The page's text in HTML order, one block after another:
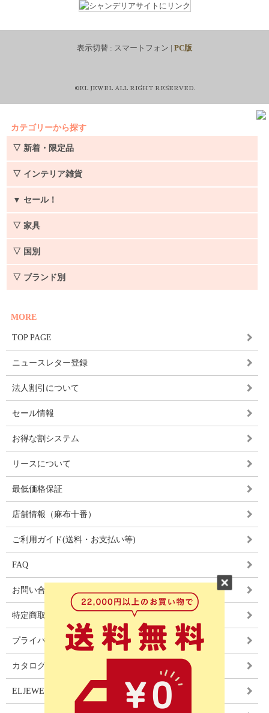
表示切替 : スマートフォン | PC版
©EL JEWEL ALL RIGHT RESERVED.
カテゴリーから探す
▽ 新着・限定品
▽ インテリア雑貨
▼ セール！
▽ 家具
▽ 国別
▽ ブランド別
MORE
TOP PAGE
ニュースレター登録
法人割引について
セール情報
お得な割システム
リースについて
最低価格保証
店舗情報（麻布十番）
ご利用ガイド(送料・お支払い等)
FAQ
お問い合わせ
特定商取引法に基づく表記
プライバシーポリシー
カタログ
ELJEWEL LIGHITNG